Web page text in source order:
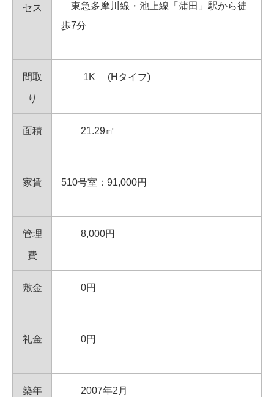
セス
東急多摩川線・池上線「蒲田」駅から徒
歩7分
間取
り
1K (Hタイプ)
面積 21.29㎡
家賃 510号室：91,000円
管理
費
8,000円
敷金 0円
礼金 0円
築年 2007年2月